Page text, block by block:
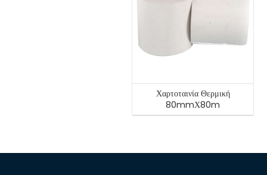
Χαρτοταινία Θερμική
80mmΧ80m